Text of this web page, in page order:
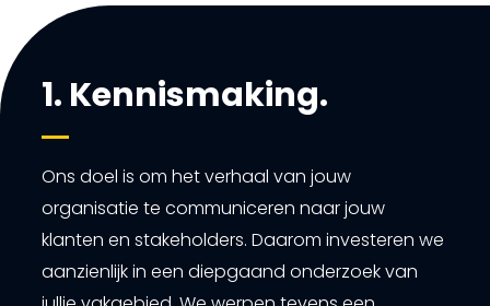
1. Kennismaking.
Ons doel is om het verhaal van jouw
organisatie te communiceren naar jouw
klanten en stakeholders. Daarom investeren we
aanzienlijk in een diepgaand onderzoek van